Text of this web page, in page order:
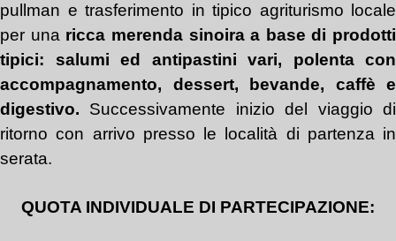
pullman e trasferimento in tipico agriturismo locale
per una ricca merenda sinoira a base di prodotti
tipici: salumi ed antipastini vari, polenta con
accompagnamento, dessert, bevande, caffè e
digestivo. Successivamente inizio del viaggio di
ritornocon arrivo presso le località di partenzain
serata.
QUOTA INDIVIDUALE DI PARTECIPAZIONE: